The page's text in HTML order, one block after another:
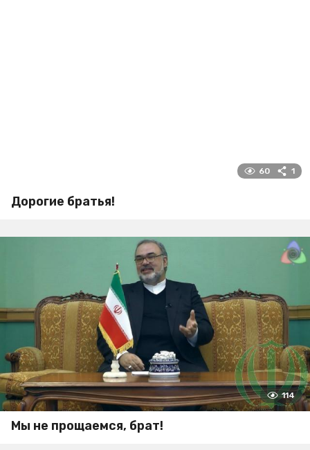
60 1
Дорогие братья!
114
Мы не прощаемся, брат!